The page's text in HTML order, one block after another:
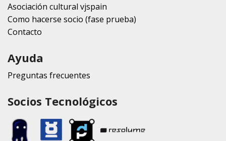
Asociación cultural vjspain
Como hacerse socio (fase prueba)
Contacto
Ayuda
Preguntas frecuentes
Socios Tecnológicos